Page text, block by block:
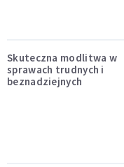
Skuteczna modlitwa w
sprawach trudnych i
beznadziejnych